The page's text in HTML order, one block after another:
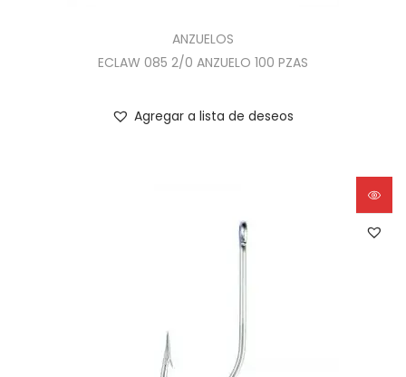
ANZUELOS
ECLAW 085 2/0 ANZUELO 100 PZAS
Agregar a lista de deseos